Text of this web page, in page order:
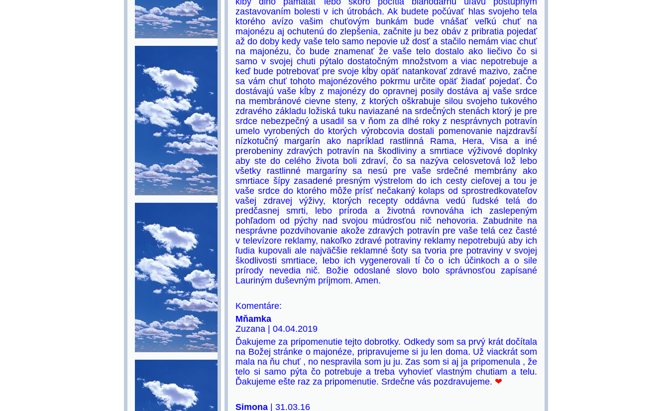
zastavovaním bolesti v ich útrobách. Ak budete počúvať hlas svojeho tela
ktorého avízo vašim chuťovým bunkám bude vnášať veľkú chuť na
majonézu aj ochutenú do zlepšenia, začnite ju bez obáv z pribratia pojedať
až do doby kedy vaše telo samo nepovie už dosť a stačilo nemám viac chuť
na majonézu, čo bude znamenať že vaše telo dostalo ako liečivo čo si
samo v svojej chuti pýtalo dostatočným množstvom a viac nepotrebuje a
keď bude potrebovať pre svoje kĺby opäť natankovať zdravé mazivo, začne
sa vám chuť tohoto majonézového pokrmu určite opäť žiadať pojedať. Čo
dostávajú vaše kĺby z majonézy do opravnej posily dostáva aj vaše srdce
na membránové cievne steny, z ktorých oškrabuje silou svojeho tukového
zdravého základu ložiská tuku naviazané na srdečných stenách ktorý je pre
srdce nebezpečný a usadil sa v ňom za dlhé roky z nesprávnych potravín
umelo vyrobených do ktorých výrobcovia dostali pomenovanie najzdravší
nízkotučný margarín ako napríklad rastlinná Rama, Hera, Visa a iné
prerobeniny zdravých potravín na škodliviny a smrtiace výživové doplnky
aby ste do celého života boli zdraví, čo sa nazýva celosvetová lož lebo
všetky rastlinné margaríny sa nesú pre vaše srdečné membrány ako
smrtiace šípy zasadené presným výstrelom do ich cesty cieľovej a tou je
vaše srdce do ktorého môže prísť nečakaný kolaps od sprostredkovateľov
vašej zdravej výživy, ktorých recepty oddávna vedú ľudské telá do
predčasnej smrti, lebo príroda a životná rovnováha ich zaslepeným
pohľadom od pýchy nad svojou múdrosťou nič nehovoria. Zabudnite na
nesprávne pozdvihovanie akože zdravých potravín pre vaše telá cez časté
v televízore reklamy, nakoľko zdravé potraviny reklamy nepotrebujú aby ich
ľudia kupovali ale najväčšie reklamné šoty sa tvoria pre potraviny v svojej
škodlivosti smrtiace, lebo ich vygenerovali tí čo o ich účinkoch a o sile
prírody nevedia nič. Božie odoslané slovo bolo správnosťou zapísané
Lauriným duševným príjmom. Amen.
Komentáre:
Mňamka
Zuzana | 04.04.2019
Ďakujeme za pripomenutie tejto dobrotky. Odkedy som sa prvý krát dočítala
na Božej stránke o majonéze, pripravujeme si ju len doma. Už viackrát som
mala na ňu chuť , no nespravila som ju ju. Zas som si aj ja pripomenula , že
telo si samo pýta čo potrebuje a treba vyhovieť vlastným chutiam a telu.
Ďakujeme ešte raz za pripomenutie. Srdečne vás pozdravujeme. ❤
Simona
| 31.03.16